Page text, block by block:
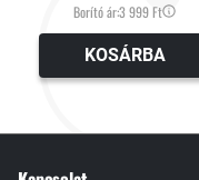
Borító ár:3 999 Ft
KOSÁRBA